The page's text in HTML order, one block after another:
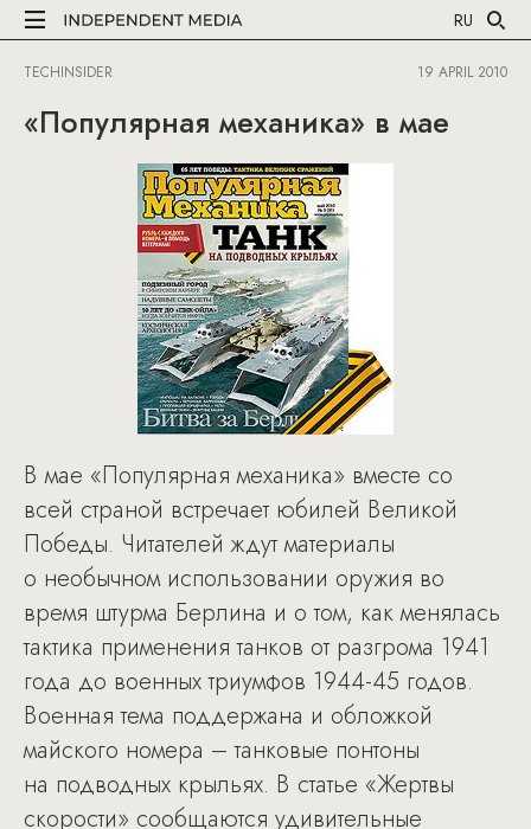
RU
TECHINSIDER 19 APRIL 2010
«Популярная механика» в мае
В мае «Популярная механика» вместе со
всей страной встречает юбилей Великой
Победы. Читателей ждут материалы
о необычном использовании оружия во
время штурма Берлина и о том, как менялась
тактика применения танков от разгрома 1941
года до военных триумфов 1944-45 годов.
Военная тема поддержана и обложкой
майского номера – танковые понтоны
на подводных крыльях. В статье «Жертвы
скорости» сообщаются удивительные